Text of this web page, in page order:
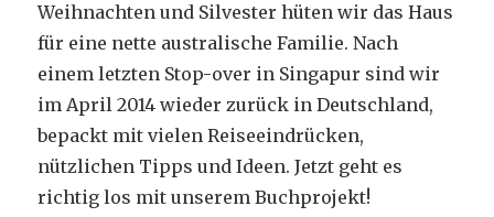
Weihnachten und Silvester hüten wir das Haus
für eine nette australische Familie. Nach
einem letzten Stop-over in Singapur sind wir
im April 2014 wieder zurück in Deutschland,
bepackt mit vielen Reiseeindrücken,
nützlichen Tipps und Ideen. Jetzt geht es
richtig los mit unserem Buchprojekt!